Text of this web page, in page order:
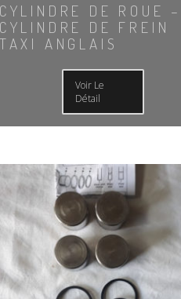
CYLINDRE DE ROUE –
CYLINDRE DE FREIN
TAXI ANGLAIS
Voir Le
Détail